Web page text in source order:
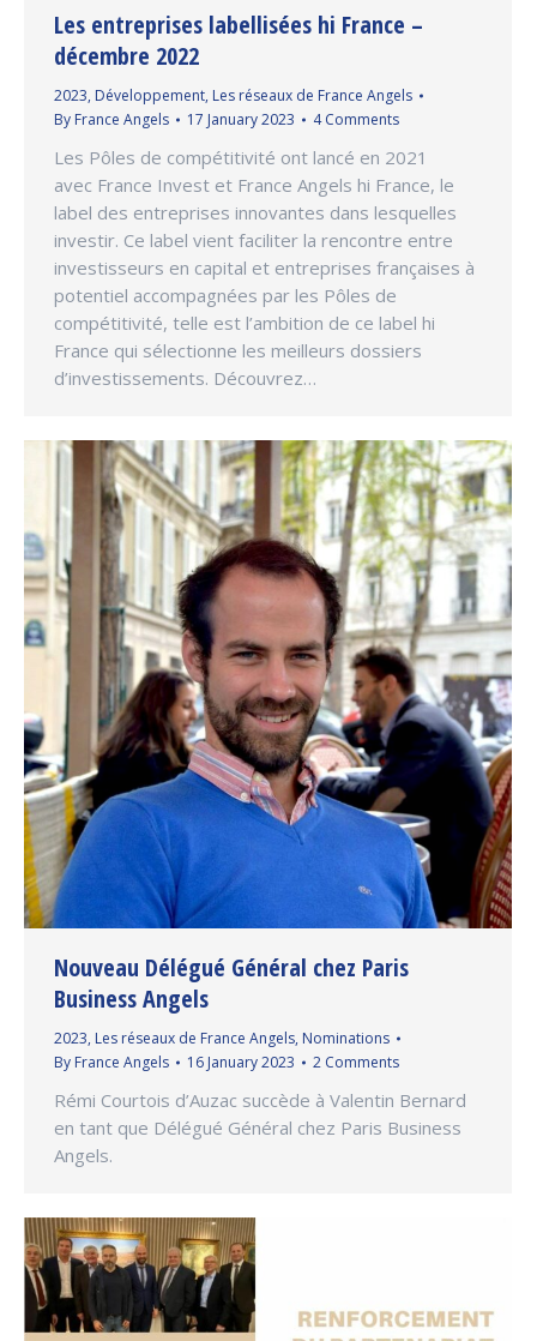
Les entreprises labellisées hi France –
décembre 2022
2023, Développement, Les réseaux de France Angels
By France Angels 17 January 2023 4 Comments
Les Pôles de compétitivité ont lancé en 2021
avec France Invest et France Angels hi France, le
label des entreprises innovantes dans lesquelles
investir. Ce label vient faciliter la rencontre entre
investisseurs en capital et entreprises françaises à
potentiel accompagnées par les Pôles de
compétitivité, telle est l’ambition de ce label hi
France qui sélectionne les meilleurs dossiers
d’investissements. Découvrez…
Nouveau Délégué Général chez Paris
Business Angels
2023, Les réseaux de France Angels, Nominations
By France Angels 16 January 2023 2 Comments
Rémi Courtois d’Auzac succède à Valentin Bernard
en tant que Délégué Général chez Paris Business
Angels.